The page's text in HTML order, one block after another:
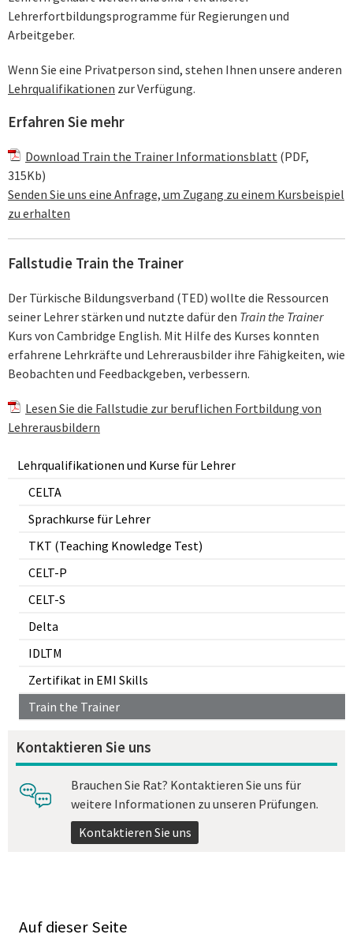
Lehrqualifikationen und Kurse für Lehrer
CELTA
Sprachkurse für Lehrer
TKT (Teaching Knowledge Test)
CELT-P
CELT-S
Delta
IDLTM
Zertifikat in EMI Skills
Train the Trainer
Kontaktieren Sie uns
Brauchen Sie Rat? Kontaktieren Sie uns für
weitere Informationen zu unseren Prüfungen.
Kontaktieren Sie uns
Lehrerfortbildungsprogramme für Regierungen und
Arbeitgeber.
Wenn Sie eine Privatperson sind, stehen Ihnen unsere anderen
Lehrqualifikationen zur Verfügung.
Erfahren Sie mehr
Download Train the Trainer Informationsblatt (PDF,
315Kb)
Senden Sie uns eine Anfrage, um Zugang zu einem Kursbeispiel
zu erhalten
Fallstudie Train the Trainer
Der Türkische Bildungsverband (TED) wollte die Ressourcen
seiner Lehrer stärken und nutzte dafür den Train the Trainer
Kurs von Cambridge English. Mit Hilfe des Kurses konnten
erfahrene Lehrkräfte und Lehrerausbilder ihre Fähigkeiten, wie
Beobachten und Feedbackgeben, verbessern.
Lesen Sie die Fallstudie zur beruflichen Fortbildung von
Lehrerausbildern
Auf dieser Seite